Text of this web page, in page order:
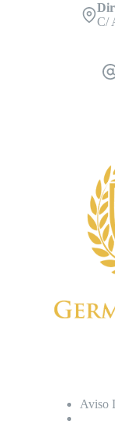
C/
Aviso